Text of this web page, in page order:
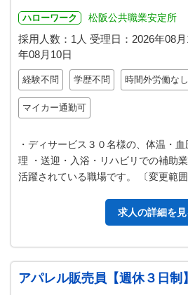
ハローワーク 松阪公共職業安定所
採用人数：1人 受理日： 2026年08
年08月10日
経験不問 学歴不問 時間外労働なし
マイカー通勤可
・ディサービス３０名様の、体温・
理 ・送迎・入浴・リハビリでの補助
活躍されている職場です。 〔変更範囲
求人の詳細を見
アパレル販売員【週休３日制